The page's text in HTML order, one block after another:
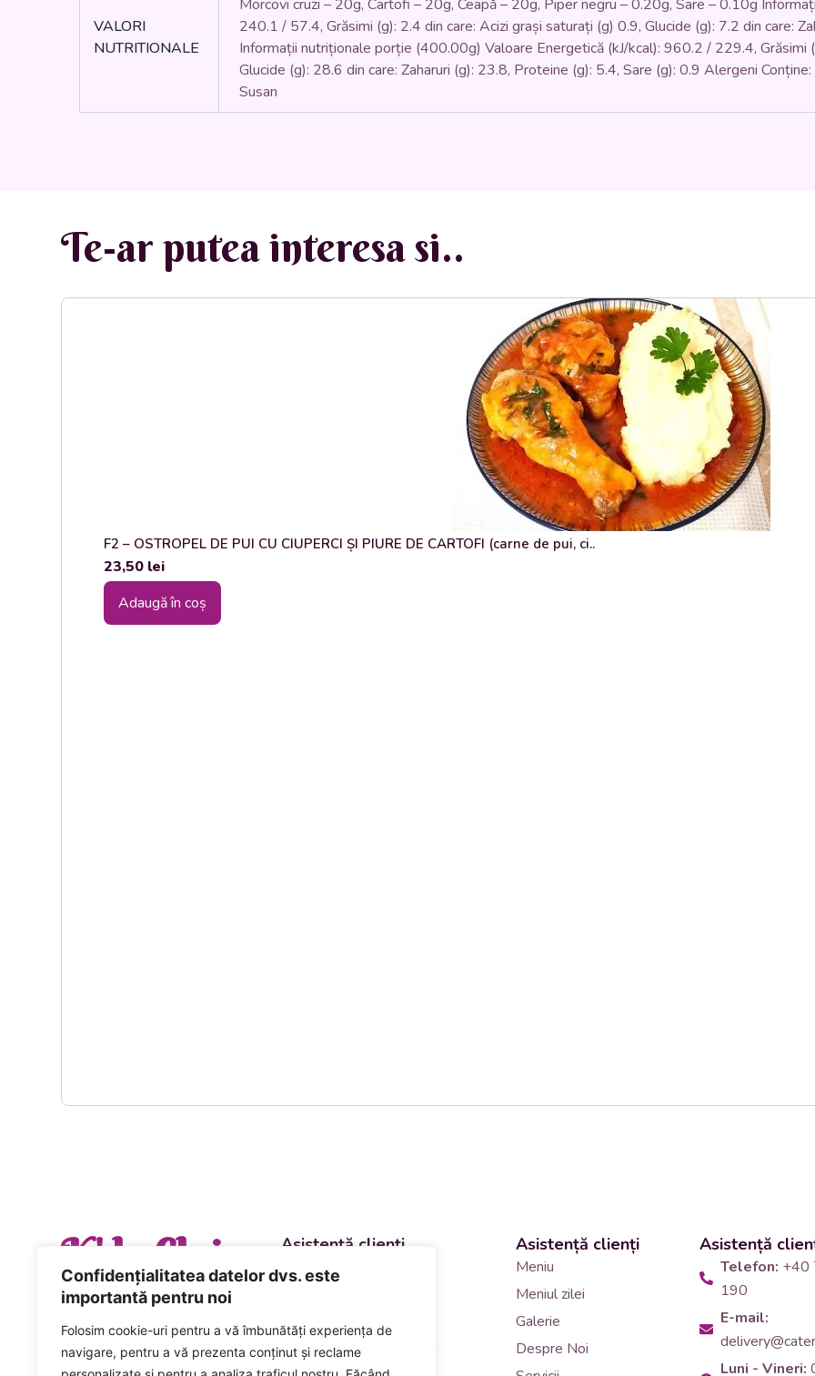
Confidențialitatea datelor dvs. este
importantă pentru noi
Folosim cookie-uri pentru a vă îmbunătăți experiența de
navigare, pentru a vă prezenta conținut și reclame
VALORI
NUTRITIONALE
Morcovi cruzi – 20g, Cartofi – 20g, Ceapă – 20g, Piper negru – 0.20g, Sare – 0.10g
240.1 / 57.4, Grăsimi (g): 2.4 din care: Acizi grași saturați (g) 0.9, Glucide (g): 7.2 din care:
Informații nutriționale porție (400.00g) Valoare Energetică (kJ/kcal): 960.2 / 229.4, Grăsimi
Glucide (g): 28.6 din care: Zaharuri (g): 23.8, Proteine (g): 5.4, Sare (g): 0.9 Alergeni
Susan
Te-ar putea interesa si..
F2 – OSTROPEL DE PUI CU CIUPERCI ȘI PIURE DE CARTOFI (carne de pui, ci..
23,50 lei
Adaugă în coș
K' la Cluj Asistență clienți
Departament vânzări și
Comenzi și livrări catering
Asistență clienți
Meniu
Meniul zilei
Galerie
Despre Noi
Asistență
Telefon: +40
190
E-mail:
Luni - Vineri: